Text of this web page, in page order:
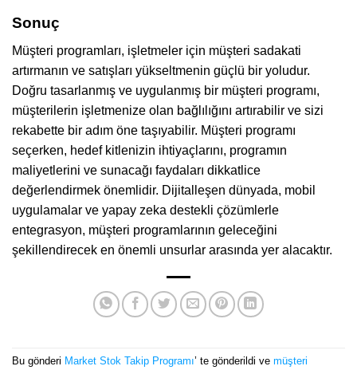
Sonuç
Müşteri programları, işletmeler için müşteri sadakati
artırmanın ve satışları yükseltmenin güçlü bir yoludur.
Doğru tasarlanmış ve uygulanmış bir müşteri programı,
müşterilerin işletmenize olan bağlılığını artırabilir ve sizi
rekabette bir adım öne taşıyabilir. Müşteri programı
seçerken, hedef kitlenizin ihtiyaçlarını, programın
maliyetlerini ve sunacağı faydaları dikkatlice
değerlendirmek önemlidir. Dijitalleşen dünyada, mobil
uygulamalar ve yapay zeka destekli çözümlerle
entegrasyon, müşteri programlarının geleceğini
şekillendirecek en önemli unsurlar arasında yer alacaktır.
Bu gönderi Market Stok Takip Programı’ te gönderildi ve müşteri